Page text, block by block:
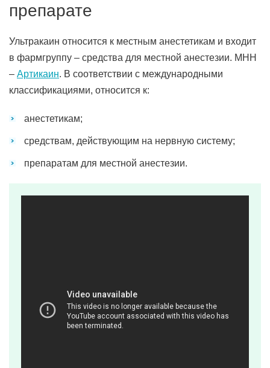
препарате
Ультракаин относится к местным анестетикам и входит
в фармгруппу – средства для местной анестезии. МНН
– Артикаин. В соответствии с международными
классификациями, относится к:
анестетикам;
средствам, действующим на нервную систему;
препаратам для местной анестезии.